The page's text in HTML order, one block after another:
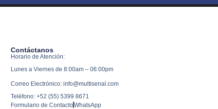
Contáctanos
Horario de Atención:
Lunes a Viernes de 8:00am – 06:00pm
Correo Electrónico: info@multisenal.com
Teléfono: +52 (55) 5399 8671
Formulario de ContactoWhatsApp